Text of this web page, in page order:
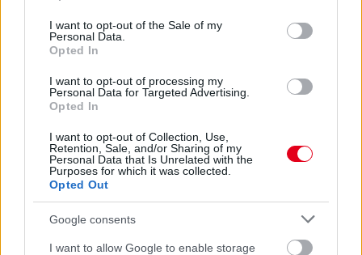
use your data for below specified purposes in below Google
consent section.
I want to opt-out of the Sale of my
Personal Data.
Opted In
I want to opt-out of processing my
Personal Data for Targeted Advertising.
Opted In
I want to opt-out of Collection, Use,
Retention, Sale, and/or Sharing of my
Personal Data that Is Unrelated with the
Purposes for which it was collected.
Opted Out
Google consents
I want to allow Google to enable storage
1 napja